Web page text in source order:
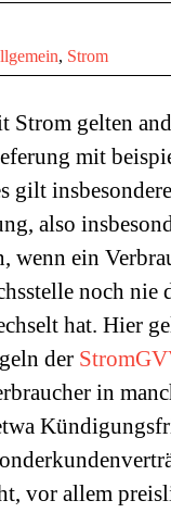
, Strom
Strom gelten
mit
gilt
also
wenn ein
noch nie
hat. Hier
der
in
vor allem